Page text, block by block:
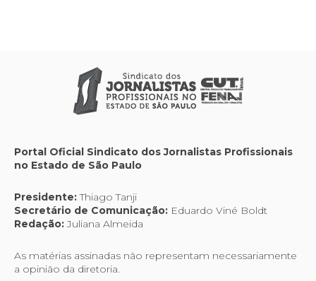
Portal Oficial Sindicato dos Jornalistas Profissionais
no Estado de São Paulo
Presidente:Thiago Tanji
Secretário de Comunicação: Eduardo Viné Boldt
Redação:Juliana Almeida
As matérias assinadas não representam necessariamente
a opinião da diretoria.